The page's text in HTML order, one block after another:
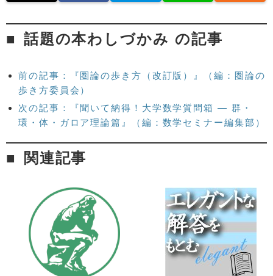
話題の本わしづかみ の記事
前の記事：『圏論の歩き方（改訂版）』（編：圏論の
歩き方委員会）
次の記事：『聞いて納得！大学数学質問箱 — 群・
環・体・ガロア理論篇』（編：数学セミナー編集部）
関連記事